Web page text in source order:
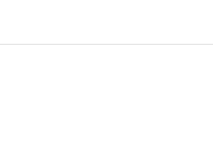
contenido